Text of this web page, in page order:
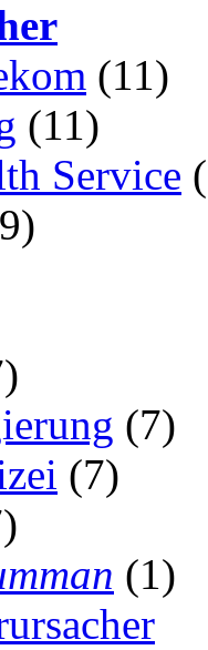
(11)
(11)
Service
(7)
(7)
(1)